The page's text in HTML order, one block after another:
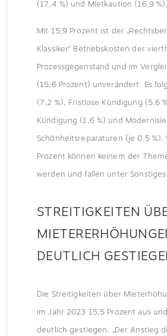
(17,4 %) und Mietkaution (16,9 %).
Mit 15,9 Prozent ist der
Klassiker“ Betriebskosten der
Prozessgegenstand und im
(15,6 Prozent) unverändert. Es
(7,2 %), Fristlose Kündigung (5,6
Kündigung (1,6 %) und
Schönheitsreparaturen (je 0,5
Prozent können keinem der
werden und fallen unter Sonstiges.
STREITIGKEITEN
DEUTLICH
Die Streitigkeiten über
im Jahr 2023 15,5 Prozent aus
deutlich gestiegen. „Der Anstieg